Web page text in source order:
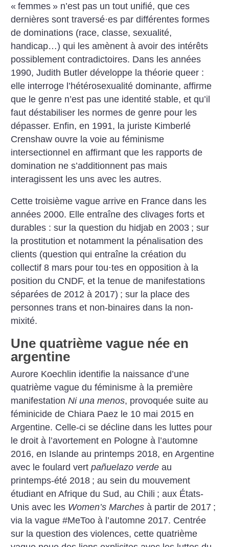
« femmes » n’est pas un tout unifié, que ces
dernières sont traversé·es par différentes formes
de dominations (race, classe, sexualité,
handicap…) qui les amènent à avoir des intérêts
possiblement contradictoires. Dans les années
1990, Judith Butler développe la théorie queer :
elle interroge l’hétérosexualité dominante, affirme
que le genre n’est pas une identité stable, et qu’il
faut déstabiliser les normes de genre pour les
dépasser. Enfin, en 1991, la juriste Kimberlé
Crenshaw ouvre la voie au féminisme
intersectionnel en affirmant que les rapports de
domination ne s’additionnent pas mais
interagissent les uns avec les autres.
Cette troisième vague arrive en France dans les
années 2000. Elle entraîne des clivages forts et
durables : sur la question du hidjab en 2003 ; sur
la prostitution et notamment la pénalisation des
clients (question qui entraîne la création du
collectif 8 mars pour tou·tes en opposition à la
position du CNDF, et la tenue de manifestations
séparées de 2012 à 2017) ; sur la place des
personnes trans et non-binaires dans la non-
mixité.
Une quatrième vague née en
argentine
Aurore Koechlin identifie la naissance d’une
quatrième vague du féminisme à la première
manifestationNi una menos, provoquée suite au
féminicide de Chiara Paez le 10 mai 2015 en
Argentine. Celle-ci se décline dans les luttes pour
le droit à l’avortement en Pologne à l’automne
2016, en Islande au printemps 2018, en Argentine
avec le foulard vertpañuelazo verde au
printemps-été 2018 ; au sein du mouvement
étudiant en Afrique du Sud, au Chili ; aux États-
Unis avec les Women’s Marches à partir de 2017 ;
via la vague #MeToo à l’automne 2017. Centrée
sur la question des violences, cette quatrième